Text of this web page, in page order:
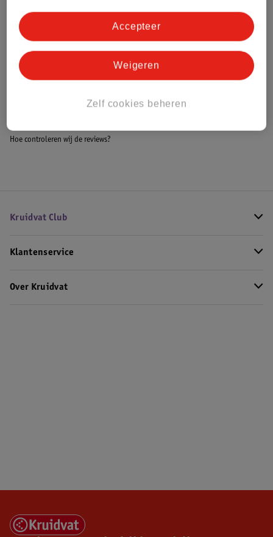
Bestel & Bezorginformatie
Bekijk ook
LEGO Duplo Alle LEGO Creator
Hoe controleren wij de reviews?
Kruidvat Club
Klantenservice
Over Kruidvat
Zelf cookies beheren
Weigeren
Accepteer